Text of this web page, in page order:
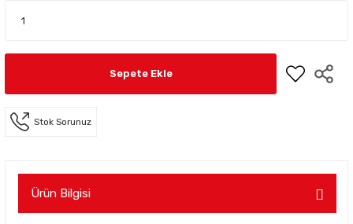
Sepete Ekle
Stok Sorunuz
Ürün Bilgisi